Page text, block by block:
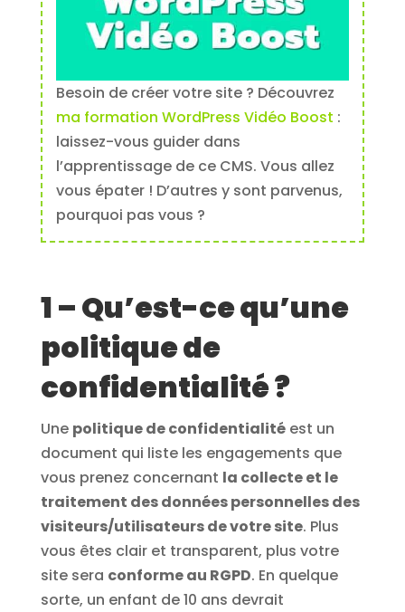
Besoin de créer votre site ? Découvrez
ma formation WordPress Vidéo Boost :
laissez-vous guider dans
l’apprentissage de ce CMS. Vous allez
vous épater ! D’autres y sont parvenus,
pourquoi pas vous ?
1 – Qu’est-ce qu’une
politique de
confidentialité ?
Une politique de confidentialitéest un
document qui liste les engagements que
vous prenez concernant la collecte et le
traitement des données personnelles des
visiteurs/utilisateurs de votre site. Plus
vous êtes clair et transparent, plus votre
site sera conforme au RGPD. En quelque
sorte, un enfant de 10 ans devrait